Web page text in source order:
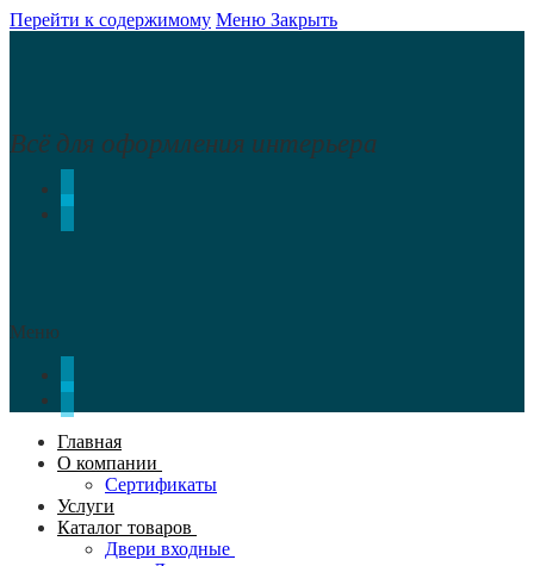
Перейти к содержимому Меню Закрыть
Всё для оформления интерьера
Меню
Главная
О компании
Сертификаты
Услуги
Каталог товаров
Двери входные